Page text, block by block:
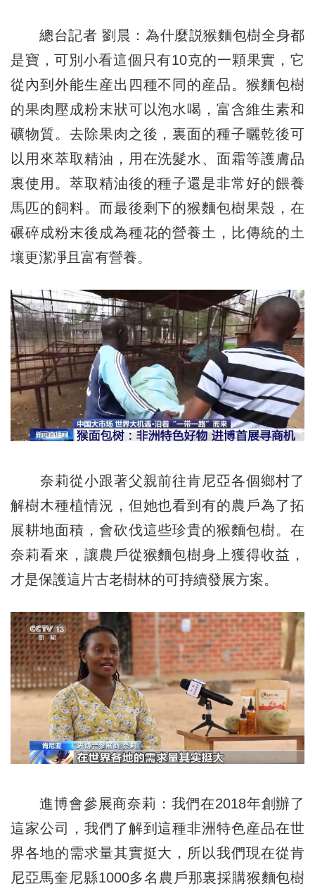
總台記者 劉晨：為什麼説猴麵包樹全身都
是寶，可別小看這個只有10克的一顆果實，它
從內到外能生産出四種不同的産品。猴麵包樹
的果肉壓成粉末狀可以泡水喝，富含維生素和
礦物質。去除果肉之後，裏面的種子曬乾後可
以用來萃取精油，用在洗髮水、面霜等護膚品
裏使用。萃取精油後的種子還是非常好的餵養
馬匹的飼料。而最後剩下的猴麵包樹果殼，在
碾碎成粉末後成為種花的營養土，比傳統的土
壤更潔凈且富有營養。
奈莉從小跟著父親前往肯尼亞各個鄉村了
解樹木種植情況，但她也看到有的農戶為了拓
展耕地面積，會砍伐這些珍貴的猴麵包樹。在
奈莉看來，讓農戶從猴麵包樹身上獲得收益，
才是保護這片古老樹林的可持續發展方案。
進博會參展商奈莉：我們在2018年創辦了
這家公司，我們了解到這種非洲特色産品在世
界各地的需求量其實挺大，所以我們現在從肯
尼亞馬奎尼縣1000多名農戶那裏採購猴麵包樹